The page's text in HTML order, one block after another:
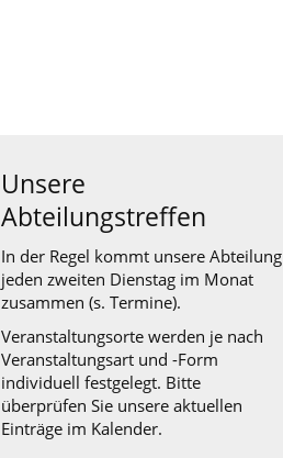
Unsere
Abteilungstreffen
In der Regel kommt unsere Abteilung
jeden zweiten Dienstag im Monat
zusammen (s. Termine).
Veranstaltungsorte werden je nach
Veranstaltungsart und -Form
individuell festgelegt. Bitte
überprüfen Sie unsere aktuellen
Einträge im Kalender.